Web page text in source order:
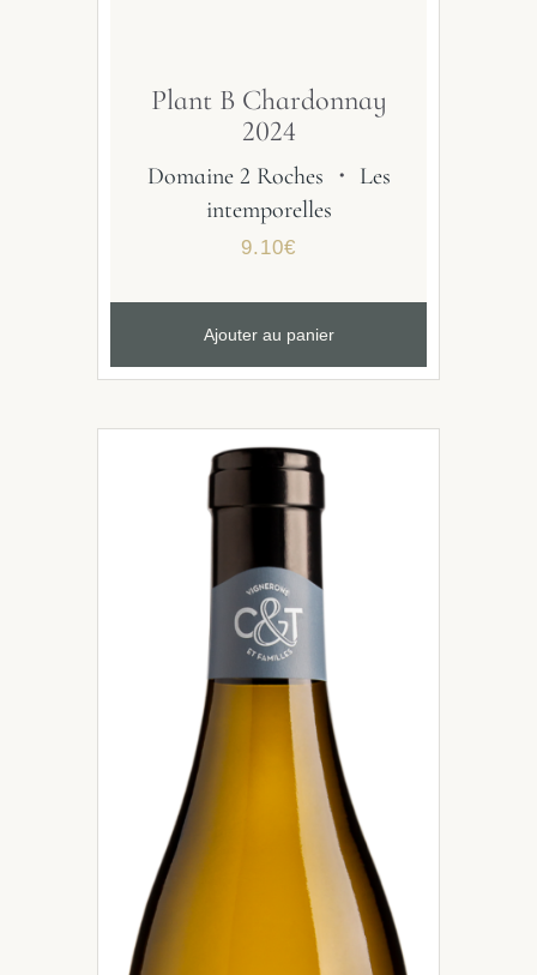
Plant B Chardonnay
2024
Domaine 2 Roches ・ Les
intemporelles
9.10€
Ajouter au panier